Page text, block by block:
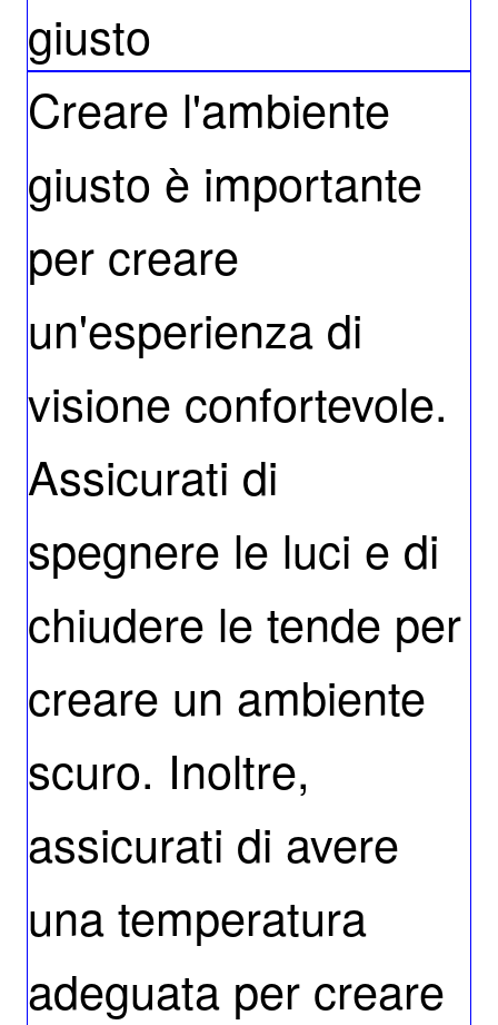
giusto
Creare l'ambiente
giusto è importante
per creare
un'esperienza di
visione confortevole.
Assicurati di
spegnere le luci e di
chiudere le tende per
creare un ambiente
scuro. Inoltre,
assicurati di avere
una temperatura
adeguata per creare